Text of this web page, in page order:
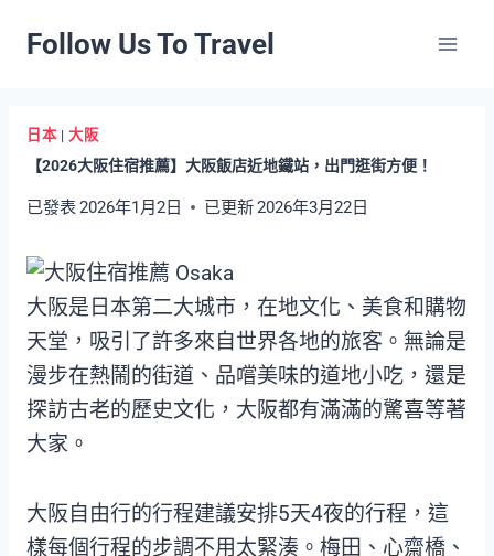
Follow Us To Travel
日本|大阪
【2026大阪住宿推薦】大阪飯店近地鐵站，出門逛街方便！
已發表2026年1月2日 已更新2026年3月22日
大阪是日本第二大城市，在地文化、美食和購物
天堂，吸引了許多來自世界各地的旅客。無論是
漫步在熱鬧的街道、品嚐美味的道地小吃，還是
探訪古老的歷史文化，大阪都有滿滿的驚喜等著
大家。
大阪自由行的行程建議安排5天4夜的行程，這
樣每個行程的步調不用太緊湊。梅田、心齋橋、